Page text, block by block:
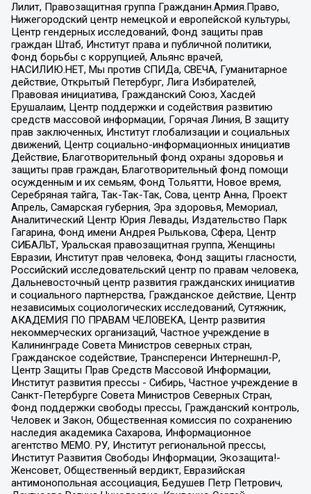
Лилит, Правозащитная группа Гражданин.Армия.Право,
Нижегородский центр немецкой и европейской культуры,
Центр гендерных исследований, Фонд защиты прав
граждан Штаб, Институт права и публичной политики,
Фонд борьбы с коррупцией, Альянс врачей,
НАСИЛИЮ.НЕТ, Мы против СПИДа, СВЕЧА, Гуманитарное
действие, Открытый Петербург, Лига Избирателей,
Правовая инициатива, Гражданский Союз, Хасдей
Ерушалаим, Центр поддержки и содействия развитию
средств массовой информации, Горячая Линия, В защиту
прав заключенных, Институт глобализации и социальных
движений, Центр социально-информационных инициатив
Действие, Благотворительный фонд охраны здоровья и
защиты прав граждан, Благотворительный фонд помощи
осужденным и их семьям, Фонд Тольятти, Новое время,
Серебряная тайга, Так-Так-Так, Сова, центр Анна, Проект
Апрель, Самарская губерния, Эра здоровья, Мемориал,
Аналитический Центр Юрия Левады, Издательство Парк
Гагарина, Фонд имени Андрея Рылькова, Сфера, Центр
СИБАЛЬТ, Уральская правозащитная группа, Женщины
Евразии, Институт прав человека, Фонд защиты гласности,
Российский исследовательский центр по правам человека,
Дальневосточный центр развития гражданских инициатив
и социального партнерства, Гражданское действие, Центр
независимых социологических исследований, Сутяжник,
АКАДЕМИЯ ПО ПРАВАМ ЧЕЛОВЕКА, Центр развития
некоммерческих организаций, Частное учреждение в
Калининграде Совета Министров северных стран,
Гражданское содействие, Трансперенси Интернешнл-Р,
Центр Защиты Прав Средств Массовой Информации,
Институт развития прессы - Сибирь, Частное учреждение в
Санкт-Петербурге Совета Министров Северных Стран,
Фонд поддержки свободы прессы, Гражданский контроль,
Человек и Закон, Общественная комиссия по сохранению
наследия академика Сахарова, Информационное
агентство МЕМО. РУ, Институт региональной прессы,
Институт Развития Свободы Информации, Экозащита!-
Женсовет, Общественный вердикт, Евразийская
антимонопольная ассоциация, Бедушев Петр Петрович,